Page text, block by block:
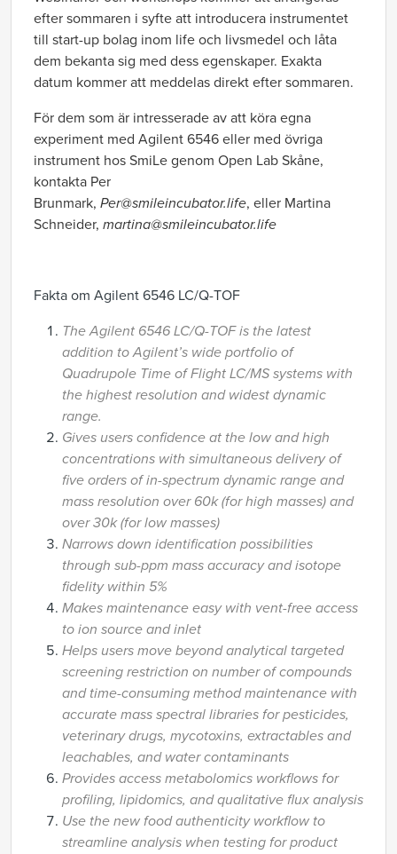
efter sommaren i syfte att introducera instrumentet
till start-up bolag inom life och livsmedel och låta
dem bekanta sig med dess egenskaper. Exakta
datum kommer att meddelas direkt efter sommaren.
För dem som är intresserade av att köra egna
experiment med Agilent 6546 eller med övriga
instrument hos SmiLe genom Open Lab Skåne,
kontakta Per
Brunmark, Per@smileincubator.life, eller Martina
Schneider, martina@smileincubator.life
Fakta om Agilent 6546 LC/Q-TOF
The Agilent 6546 LC/Q-TOF is the latest
addition to Agilent’s wide portfolio of
Quadrupole Time of Flight LC/MS systems with
the highest resolution and widest dynamic
range.
Gives users confidence at the low and high
concentrations with simultaneous delivery of
five orders of in-spectrum dynamic range and
mass resolution over 60k (for high masses) and
over 30k (for low masses)
Narrows down identification possibilities
through sub-ppm mass accuracy and isotope
fidelity within 5%
Makes maintenance easy with vent-free access
to ion source and inlet
Helps users move beyond analytical targeted
screening restriction on number of compounds
and time-consuming method maintenance with
accurate mass spectral libraries for pesticides,
veterinary drugs, mycotoxins, extractables and
leachables, and water contaminants
Provides access metabolomics workflows for
profiling, lipidomics, and qualitative flux analysis
Use the new food authenticity workflow to
streamline analysis when testing for product